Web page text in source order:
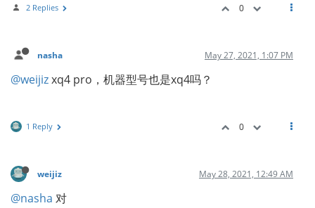
2 Replies 0
nasha May 27, 2021, 1:07 PM
@weijizxq4 pro，机器型号也是xq4吗？
1 Reply 0
weijiz May 28, 2021, 12:49 AM
@nasha 对